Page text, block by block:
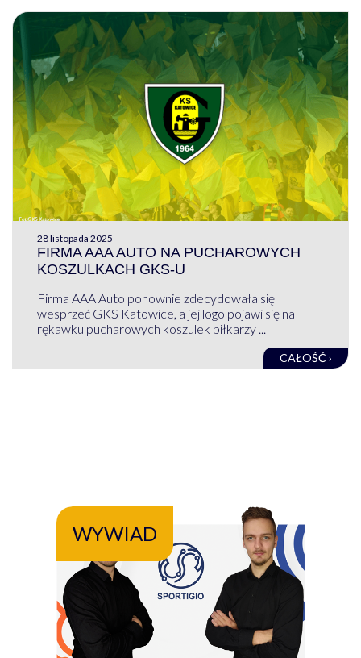
28 listopada 2025
FIRMA AAA AUTO NA PUCHAROWYCH
KOSZULKACH GKS-U
Firma AAA Auto ponownie zdecydowała się
wesprzeć GKS Katowice, a jej logo pojawi się na
rękawku pucharowych koszulek piłkarzy ...
CAŁOŚĆ ›
WYWIAD